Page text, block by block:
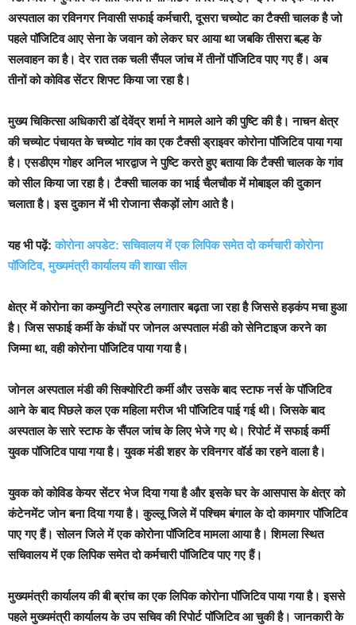
अस्पताल का रविनगर निवासी सफाई कर्मचारी, दूसरा चच्योट का टैक्सी चालक है जो
पहले पॉजिटिव आए सेना के जवान को लेकर घर आया था जबकि तीसरा बल्ह के
सलवाहन का है। देर रात तक चली सैंपल जांच में तीनों पॉजिटिव पाए गए हैं। अब
तीनों को कोविड सेंटर शिफ्ट किया जा रहा है।
मुख्य चिकित्सा अधिकारी डॉ देवेंद्र शर्मा ने मामले आने की पुष्टि की है। नाचन क्षेत्र
की चच्योट पंचायत के चच्योट गांव का एक टैक्सी ड्राइवर कोरोना पॉजिटिव पाया गया
है। एसडीएम गोहर अनिल भारद्वाज ने पुष्टि करते हुए बताया कि टैक्सी चालक के गांव
को सील किया जा रहा है। टैक्सी चालक का भाई चैलचौक में मोबाइल की दुकान
चलाता है। इस दुकान में भी रोजाना सैकड़ों लोग आते है।
यह भी पढ़ें:कोरोना अपडेट: सचिवालय में एक लिपिक समेत दो कर्मचारी कोरोना
पॉजिटिव, मुख्यमंत्री कार्यालय की शाखा सील
क्षेत्र में कोरोना का कम्युनिटी स्प्रेड लगातार बढ़ता जा रहा है जिससे हड़कंप मचा हुआ
है। जिस सफाई कर्मी के कंधों पर जोनल अस्पताल मंडी को सेनिटाइज करने का
जिम्मा था, वही कोरोना पॉजिटिव पाया गया है।
जोनल अस्पताल मंडी की सिक्योरिटी कर्मी और उसके बाद स्टाफ नर्स के पॉजिटिव
आने के बाद पिछले कल एक महिला मरीज भी पॉजिटिव पाई गई थी। जिसके बाद
अस्पताल के सारे स्टाफ के सैंपल जांच के लिए भेजे गए थे। रिपोर्ट में सफाई कर्मी
युवक पॉजिटिव पाया गया है। युवक मंडी शहर के रविनगर वॉर्ड का रहने वाला है।
युवक को कोविड केयर सेंटर भेज दिया गया है और इसके घर के आसपास के क्षेत्र को
कंटेनमेंट जोन बना दिया गया है। कुल्लू जिले में पश्चिम बंगाल के दो कामगार पॉजिटिव
पाए गए हैं। सोलन जिले में एक कोरोना पॉजिटिव मामला आया है। शिमला स्थित
सचिवालय में एक लिपिक समेत दो कर्मचारी पॉजिटिव पाए गए हैं।
मुख्यमंत्री कार्यालय की बी ब्रांच का एक लिपिक कोरोना पॉजिटिव पाया गया है। इससे
पहले मुख्यमंत्री कार्यालय के उप सचिव की रिपोर्ट पॉजिटिव आ चुकी है। जानकारी के